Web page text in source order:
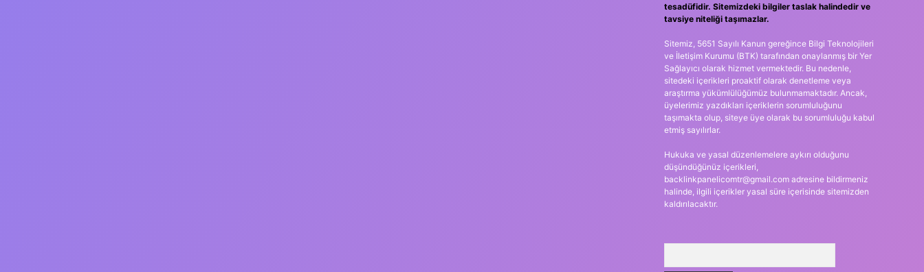
tesadüfidir. Sitemizdeki bilgiler taslak halindedir ve
tavsiye niteliği taşımazlar.
Sitemiz, 5651 Sayılı Kanun gereğince Bilgi Teknolojileri
ve İletişim Kurumu (BTK) tarafından onaylanmış bir Yer
Sağlayıcı olarak hizmet vermektedir. Bu nedenle,
sitedeki içerikleri proaktif olarak denetleme veya
araştırma yükümlülüğümüz bulunmamaktadır. Ancak,
üyelerimiz yazdıkları içeriklerin sorumluluğunu
taşımakta olup, siteye üye olarak bu sorumluluğu kabul
etmiş sayılırlar.
Hukuka ve yasal düzenlemelere aykırı olduğunu
düşündüğünüz içerikleri,
backlinkpanelicomtr@gmail.comadresine bildirmeniz
halinde, ilgili içerikler yasal süre içerisinde sitemizden
kaldırılacaktır.